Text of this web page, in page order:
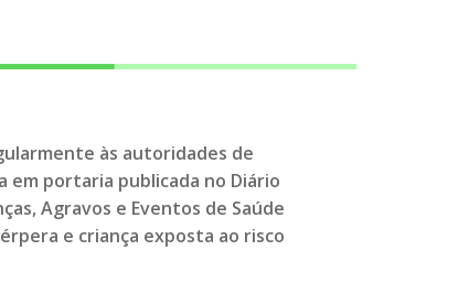
às autoridades de
em portaria publicada no Diário
Agravos e Eventos de Saúde
e criança exposta ao risco